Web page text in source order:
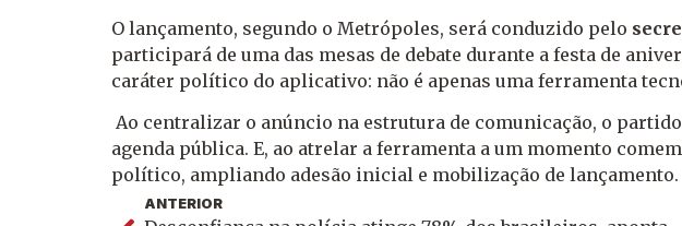
O lançamento, segundo o Metrópoles, será conduzido pelo
participará de uma das mesas de debate durante a festa de
caráter político do aplicativo: não é apenas uma ferramenta
Ao centralizar o anúncio na estrutura de comunicação, o
agenda pública. E, ao atrelar a ferramenta a um momento
político, ampliando adesão inicial e mobilização de lançamento.
ANTERIOR